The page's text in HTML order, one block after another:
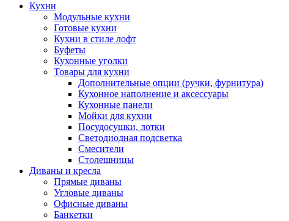
Кухни
Модульные кухни
Готовые кухни
Кухни в стиле лофт
Буфеты
Кухонные уголки
Товары для кухни
Дополнительные опции (ручки, фурнитура)
Кухонное наполнение и аксессуары
Кухонные панели
Мойки для кухни
Посудосушки, лотки
Светодиодная подсветка
Смесители
Столешницы
Диваны и кресла
Прямые диваны
Угловые диваны
Офисные диваны
Банкетки